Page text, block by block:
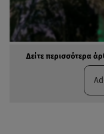
Δείτε περισσότερα